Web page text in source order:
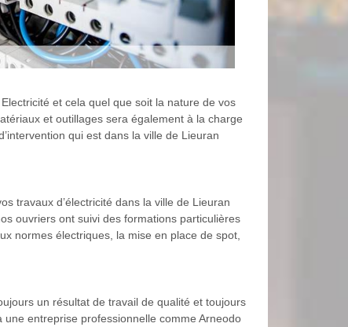
et cela quel que soit la nature de vos
et outillages sera également à la charge
qui est dans la ville de Lieuran
travaux d’électricité dans la ville de Lieuran
ouvriers ont suivi des formations particulières
normes électriques, la mise en place de spot,
un résultat de travail de qualité et toujours
entreprise professionnelle comme Arneodo